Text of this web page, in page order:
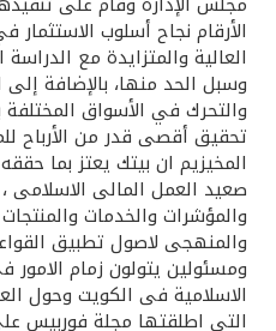
المملكة المتحدة
مملكة البحرين
الأرقام نجاح أسلوب
العالية والمتزايدة مع
وسبل الحد منها، بالإضافة
والتحرك في الأسواق
تحقيق أقصى قدر من الأرباح
المخيزيم ان بيتك يعتز بما
صعيد العمل المالى الاسلامى
والمؤشرات والخدمات
والمنهجى لاصول تطبيق
ومسئولين يتولون زمام
الاسلامية فى الكويت وحول
التى اطلقتها مجلة فوربيس